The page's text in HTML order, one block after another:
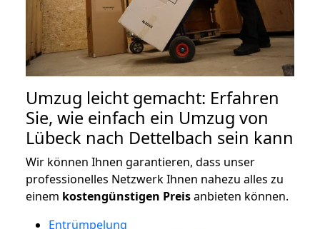
Umzug leicht gemacht: Erfahren
Sie, wie einfach ein Umzug von
Lübeck nach Dettelbach sein kann
Wir können Ihnen garantieren, dass unser
professionelles Netzwerk Ihnen nahezu alles zu
einem kostengünstigen Preisanbieten können.
Entrümpelung